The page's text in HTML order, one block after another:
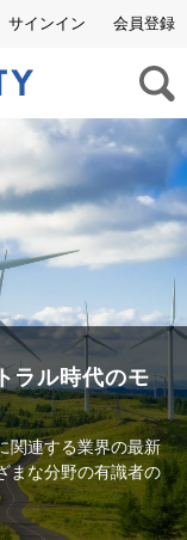
サインイン 会員登録
#業界レポート
ラル時代のモ
関連する業界の最新
まな分野の有識者の